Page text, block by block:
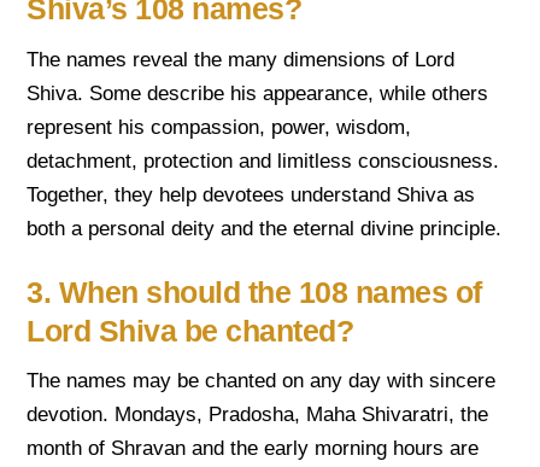
Shiva’s 108 names?
The names reveal the many dimensions of Lord
Shiva. Some describe his appearance, while others
represent his compassion, power, wisdom,
detachment, protection and limitless consciousness.
Together, they help devotees understand Shiva as
both a personal deity and the eternal divine principle.
3. When should the 108 names of
Lord Shiva be chanted?
The names may be chanted on any day with sincere
devotion. Mondays, Pradosha, Maha Shivaratri, the
month of Shravan and the early morning hours are